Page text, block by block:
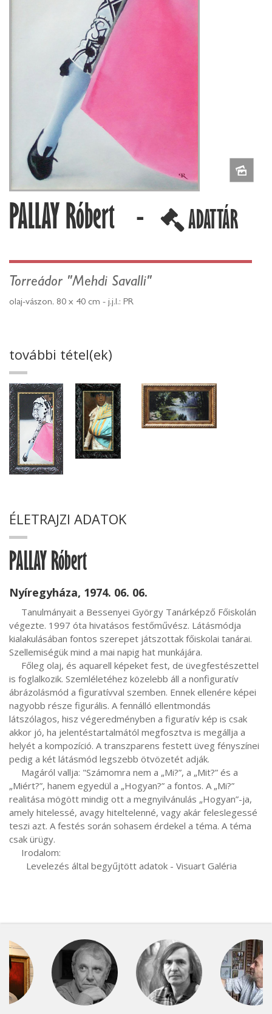
PALLAY Róbert - ADATTÁR
Torreádor "Mehdi Savalli"
olaj-vászon, 80 x 40 cm - j.j.l.: PR
további tétel(ek)
ÉLETRAJZI ADATOK
PALLAY Róbert
Nyíregyháza, 1974. 06. 06.
végezte. 1997 óta hivatásos festőművész. Látásmódja
kialakulásában fontos szerepet játszottak főiskolai tanárai.
Szellemiségük mind a mai napig hat munkájára.
is foglalkozik. Szemléletéhez közelebb áll a nonfiguratív
ábrázolásmód a figuratívval szemben. Ennek ellenére képei
nagyobb része figurális. A fennálló ellentmondás
látszólagos, hisz végeredményben a figuratív kép is csak
akkor jó, ha jelentéstartalmától megfosztva is megállja a
helyét a kompozíció. A transzparens festett üveg fényszínei
pedig a két látásmód legszebb ötvözetét adják.
„Miért?”, hanem egyedül a „Hogyan?” a fontos. A „Mi?”
realitása mögött mindig ott a megnyilvánulás „Hogyan”-ja,
amely hitelessé, avagy hiteltelenné, vagy akár feleslegessé
teszi azt. A festés során sohasem érdekel a téma. A téma
csak ürügy.
       Levelezés által begyűjtött adatok - Visuart Galéria